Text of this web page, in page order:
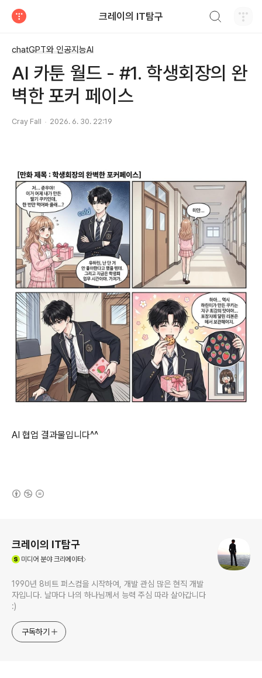
크레이의 IT탐구
chatGPT와 인공지능AI
AI 카툰 월드 - #1. 학생회장의 완
벽한 포커 페이스
Cray Fall 2026. 6. 30. 22:19
AI 협업 결과물입니다^^
크레이의 IT탐구
미디어 분야 크리에이터
1990년 8비트 퍼스컴을 시작하여, 개발 관심 많은 현직 개발
자입니다. 날마다 나의 하나님께서 능력 주심 따라 살아갑니다
:)
구독하기